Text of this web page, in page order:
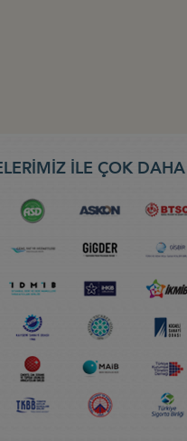
İLE ÇOK